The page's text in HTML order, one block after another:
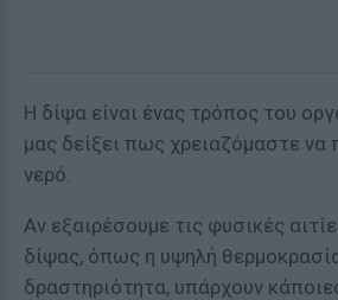
Η δίψα είναι ένας τρόπος του
μας δείξει πως χρειαζόμαστε να
νερό.
Αν εξαιρέσουμε τις φυσικές
δίψας, όπως η υψηλή
δραστηριότητα, υπάρχουν